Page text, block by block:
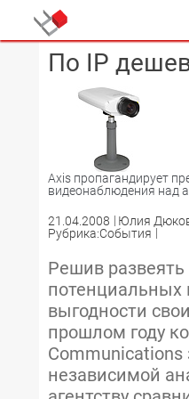
По IP
Axis пропагандирует
видеонаблюдения над
21.04.2008
Юлия
Рубрика:События
Решив
потенциальных
выгодности
прошлом году
Communications
независимой